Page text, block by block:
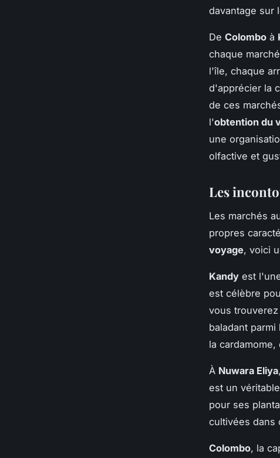
davantage sur
De Colombo à
chaque
l'île, chaque
d'apprécier la
de ces
l'obtention du
une
olfactive et
Les
Les marchés
propres
voyage, voici
Kandy est
est célèbre
vous
baladant
la
À Nuwara Eliya
est un
pour ses
cultivées dans
Colombo, la